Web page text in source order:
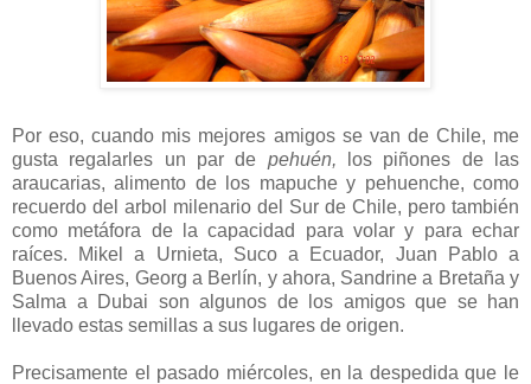
Por eso, cuando mis mejores amigos se van de Chile, me
gusta regalarles un par de pehuén,
los piñones de las
araucarias, alimento de los mapuche y pehuenche, como
recuerdo del arbol milenario del Sur de Chile, pero también
como metáfora de la capacidad para volar y para echar
raíces. Mikel a Urnieta, Suco a Ecuador, Juan Pablo a
Buenos Aires, Georg a Berlín, y ahora, Sandrine a Bretaña y
Salma a Dubai son algunos de los amigos que se han
llevado estas semillas a sus lugares de origen.
Precisamente el pasado miércoles, en la despedida que le